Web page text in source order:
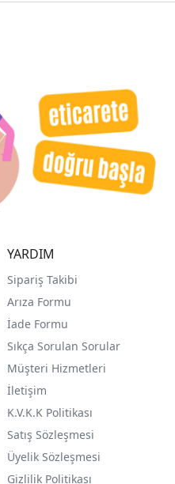
YARDIM
Sipariş Takibi
Arıza Formu
İade Formu
Sıkça Sorulan Sorular
Müşteri Hizmetleri
İletişim
K.V.K.K Politikası
Satış Sözleşmesi
Üyelik Sözleşmesi
Gizlilik Politikası